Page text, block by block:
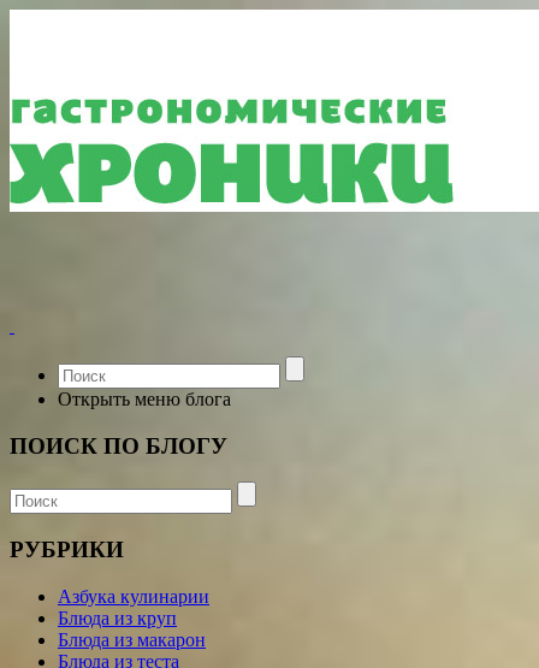
Открыть меню блога
ПОИСК ПО БЛОГУ
РУБРИКИ
Азбука кулинарии
Блюда из круп
Блюда из макарон
Блюда из теста